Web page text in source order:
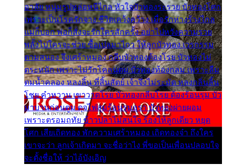
อาลัย หนุ่มรูปหล่อหนีไกล หัวใจบัวทองระรวย บัวทองโศก
เพราะเป็นโรครักจาง ชีวิตเคว้งคว้าง เมื่อรักห่างร้างไกล
แม่ก็บอก พ่อก็สั่งจะรักใครสักครั้ง อย่าไปหวังความรวย
พลั้งไปใครจะช่วย ซื้อเปลมาไกว ให้ลูกบัวทอง เวรกรรม
ตามสนอง จึงเศร้าหมอง กลีบบัวทองต้องโรย บัวทองไม่
ตระหนัก เพราะไม่รักโคลนตม บัวทองท้องกลม เพราะลืม
ตมน้ำคลอง หลงลิ้น ที่สิ้นสัตย์ เจ้าจึงไม่ระมัด หลงกลิ่นลิ้น
โชย คำหวาน เขาวาดโรย บัวทองกลีบโรย ต้องร้อนรุม บัว
มาบานก่อนตูม ดุจไฟสุมร้อนรุมอุรา บัวทองผ่ายผอม
เพราะตรอมฤทัย ข้าวปลาไม่สนใจ ร้องไห้ลูกเดียว หยุด
โศก เสียเถิดทอง พักความเศร้าหมอง เถิดทองจ๋า ถึงใคร
เขาจะว่า ลูกเจ้าเกิดมา จะชื่อว่าไง พี่ขอเป็นเพื่อนปลอบใจ
จะตั้งชื่อให้ ว่าไอ้บังเอิญ